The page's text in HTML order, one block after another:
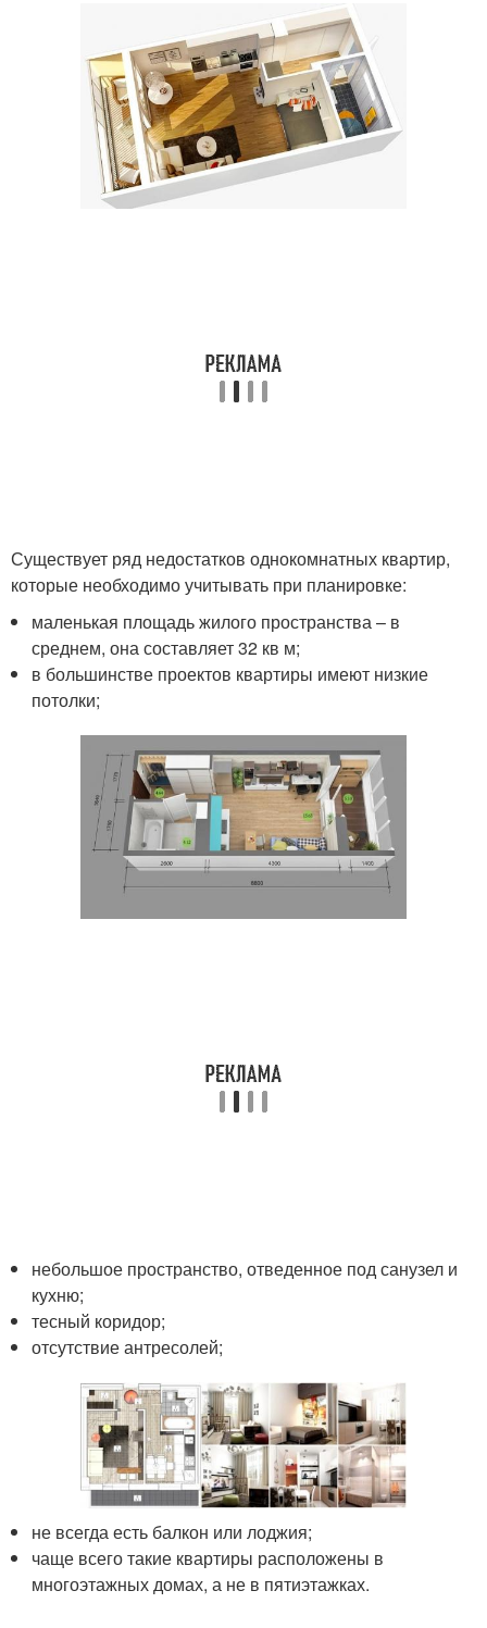
Существует ряд недостатков однокомнатных квартир,
которые необходимо учитывать при планировке:
маленькая площадь жилого пространства – в
среднем, она составляет 32 кв м;
в большинстве проектов квартиры имеют низкие
потолки;
небольшое пространство, отведенное под санузел и
кухню;
тесный коридор;
отсутствие антресолей;
не всегда есть балкон или лоджия;
чаще всего такие квартиры расположены в
многоэтажных домах, а не в пятиэтажках.